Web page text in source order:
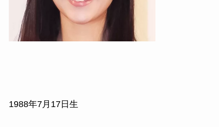
1988年7月 17日生